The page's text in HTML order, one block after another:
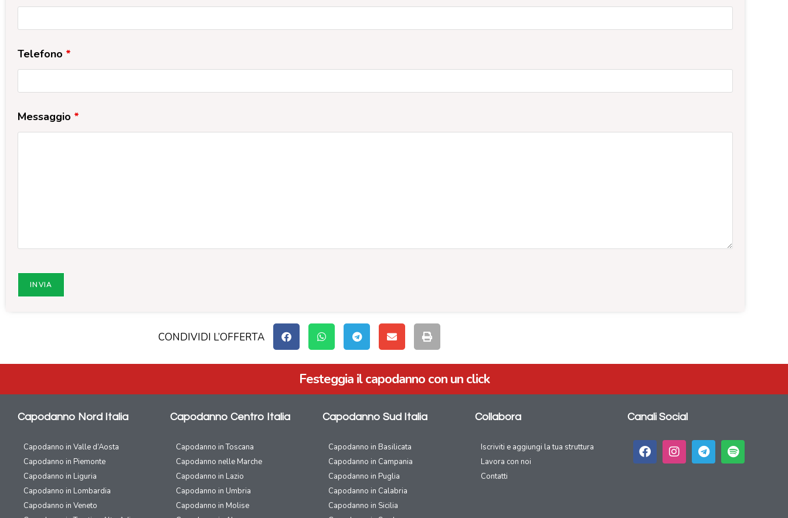
Telefono *
Messaggio *
CONDIVIDI L’OFFERTA
Festeggia il capodanno con un click
Capodanno Nord Italia
Capodanno in Valle d’Aosta
Capodanno in Piemonte
Capodanno in Liguria
Capodanno in Lombardia
Capodanno in Veneto
Capodanno Centro Italia
Capodanno in Toscana
Capodanno nelle Marche
Capodanno in Lazio
Capodanno in Umbria
Capodanno in Molise
Capodanno Sud Italia
Capodanno in Basilicata
Capodanno in Campania
Capodanno in Puglia
Capodanno in Calabria
Capodanno in Sicilia
Collabora
Iscriviti e aggiungi la tua struttura
Lavora con noi
Contatti
Canali Social